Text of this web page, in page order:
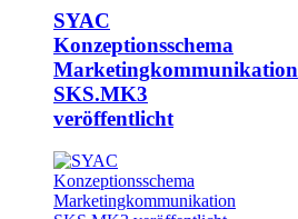
SYAC
Konzeptionsschema
Marketingkommunikation
SKS.MK3
veröffentlicht